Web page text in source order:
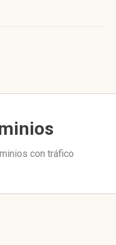
con tráfico